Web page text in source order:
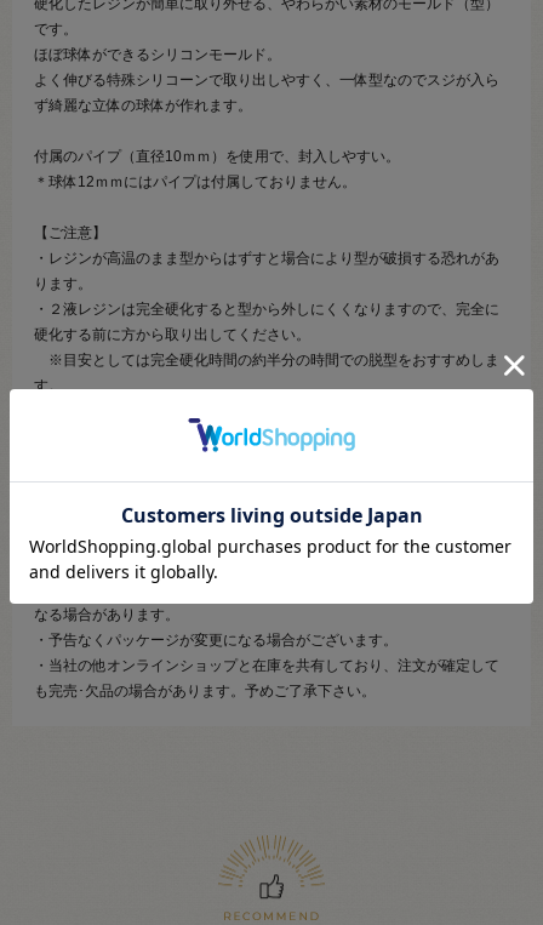
です。
ほぼ球体ができるシリコンモールド。
よく伸びる特殊シリコーンで取り出しやすく、一体型なのでスジが入ら
ず綺麗な立体の球体が作れます。
付属のパイプ（直径10ｍｍ）を使用で、封入しやすい。
＊球体12ｍｍにはパイプは付属しておりません。
【ご注意】
・レジンが高温のまま型からはずすと場合により型が破損する恐れがあ
ります。
・２液レジンは完全硬化すると型から外しにくくなりますので、完全に
硬化する前に方から取り出してください。
※目安としては完全硬化時間の約半分の時間での脱型をおすすめしま
す。
・モールドは消耗品です。特にＵＶレジン・ＵＶ－ＬＥＤレジンで使用
【ご注文前に必ずお読み下さい】
・表示価格は1個の価格です。
・ご覧になるディスプレイ環境などにより、商品画像と実物の色味が異
なる場合があります。
・予告なくパッケージが変更になる場合がございます。
・当社の他オンラインショップと在庫を共有しており、注文が確定して
も完売･欠品の場合があります。予めご了承下さい。